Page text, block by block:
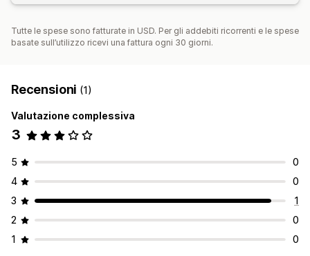
Tutte le spese sono fatturate in USD. Per gli addebiti ricorrenti e le spese
basate sull’utilizzo ricevi una fattura ogni 30 giorni.
Recensioni (1)
Valutazione complessiva
3
5
0
4
0
3
1
2
0
1
0